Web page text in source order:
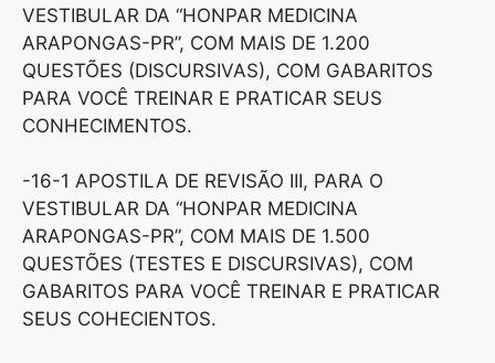
VESTIBULAR DA “HONPAR MEDICINA
ARAPONGAS-PR”, COM MAIS DE 1.200
QUESTÕES (DISCURSIVAS), COM GABARITOS
PARA VOCÊ TREINAR E PRATICAR SEUS
CONHECIMENTOS.
-16-1 APOSTILA DE REVISÃO III, PARA O
VESTIBULAR DA “HONPAR MEDICINA
ARAPONGAS-PR”, COM MAIS DE 1.500
QUESTÕES (TESTES E DISCURSIVAS), COM
GABARITOS PARA VOCÊ TREINAR E PRATICAR
SEUS COHECIENTOS.